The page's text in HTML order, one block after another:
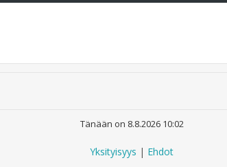
Tänään on 8.8.2026 10:02
Yksityisyys | Ehdot